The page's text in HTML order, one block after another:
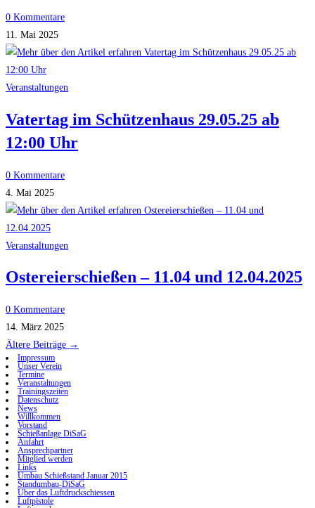
0 Kommentare
11. Mai 2025
Veranstaltungen
Vatertag im Schützenhaus 29.05.25 ab
12:00 Uhr
0 Kommentare
4. Mai 2025
Veranstaltungen
Ostereierschießen – 11.04 und 12.04.2025
0 Kommentare
14. März 2025
Ältere Beiträge →
Impressum
Unser Verein
Termine
Veranstaltungen
Trainingszeiten
Datenschutz
News
Willkommen
Vorstand
Schießanlage DiSaG
Anfahrt
Ansprechpartner
Mitglied werden
Links
Umbau Schießstand Januar 2015
Standumbau-DiSaG
Über das Luftdruckschiessen
Luftpistole